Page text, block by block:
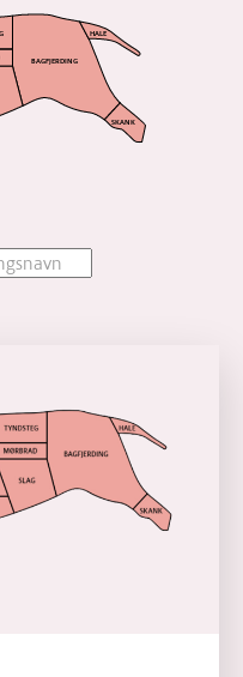
BAGFJERDING
SKANK
HALE